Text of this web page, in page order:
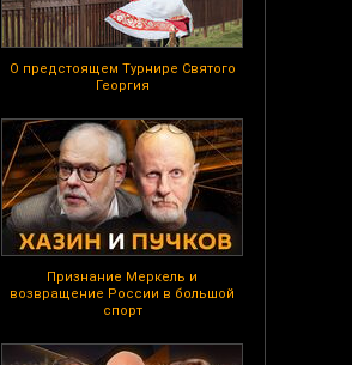
О предстоящем Турнире Святого
Георгия
Признание Меркель и
возвращение России в большой
спорт